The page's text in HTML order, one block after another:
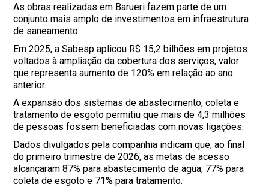
As obras realizadas em Barueri fazem parte de um
conjunto mais amplo de investimentos em infraestrutura
de saneamento.
Em 2025, a Sabesp aplicou R$ 15,2 bilhões em projetos
voltados à ampliação da cobertura dos serviços, valor
que representa aumento de 120% em relação ao ano
anterior.
A expansão dos sistemas de abastecimento, coleta e
tratamento de esgoto permitiu que mais de 4,3 milhões
de pessoas fossem beneficiadas com novas ligações.
Dados divulgados pela companhia indicam que, ao final
do primeiro trimestre de 2026, as metas de acesso
alcançaram 87% para abastecimento de água, 77% para
coleta de esgoto e 71% para tratamento.